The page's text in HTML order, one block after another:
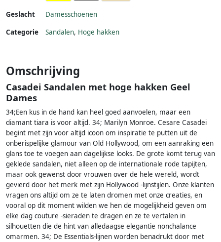
Geslacht
Damesschoenen
Categorie
Sandalen, Hoge hakken
Omschrijving
Casadei Sandalen met hoge hakken Geel
Dames
34;Een kus in de hand kan heel goed aanvoelen, maar een
diamant tiara is voor altijd. 34; Marilyn Monroe. Cesare Casadei
begint met zijn voor altijd icoon om inspiratie te putten uit de
onberispelijke glamour van Old Hollywood, om een ​​aanraking een
glans toe te voegen aan dagelijkse looks. De grote komt terug van
geklede sandalen, niet alleen op de internationale rode tapijten,
maar ook gewenst door vrouwen over de hele wereld, wordt
gevierd door het merk met zijn Hollywood -lijnstijlen. Onze klanten
vragen ons altijd om ze te laten dromen met onze creaties, en
vooral op dit moment wilden we hen de mogelijkheid geven om
elke dag couture -sieraden te dragen en ze te vertalen in
silhouetten die de hint van alledaagse elegantie nonchalance
omarmen. 34; De Essentials-lijnen worden benadrukt door met